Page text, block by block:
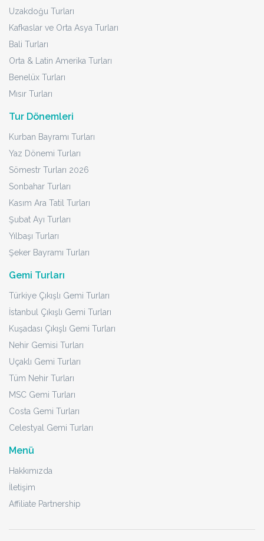
Uzakdoğu Turları
Kafkaslar ve Orta Asya Turları
Bali Turları
Orta & Latin Amerika Turları
Benelüx Turları
Mısır Turları
Tur Dönemleri
Kurban Bayramı Turları
Yaz Dönemi Turları
Sömestr Turları 2026
Sonbahar Turları
Kasım Ara Tatil Turları
Şubat Ayı Turları
Yılbaşı Turları
Şeker Bayramı Turları
Gemi Turları
Türkiye Çıkışlı Gemi Turları
İstanbul Çıkışlı Gemi Turları
Kuşadası Çıkışlı Gemi Turları
Nehir Gemisi Turları
Uçaklı Gemi Turları
Tüm Nehir Turları
MSC Gemi Turları
Costa Gemi Turları
Celestyal Gemi Turları
Menü
Hakkımızda
İletişim
Affiliate Partnership